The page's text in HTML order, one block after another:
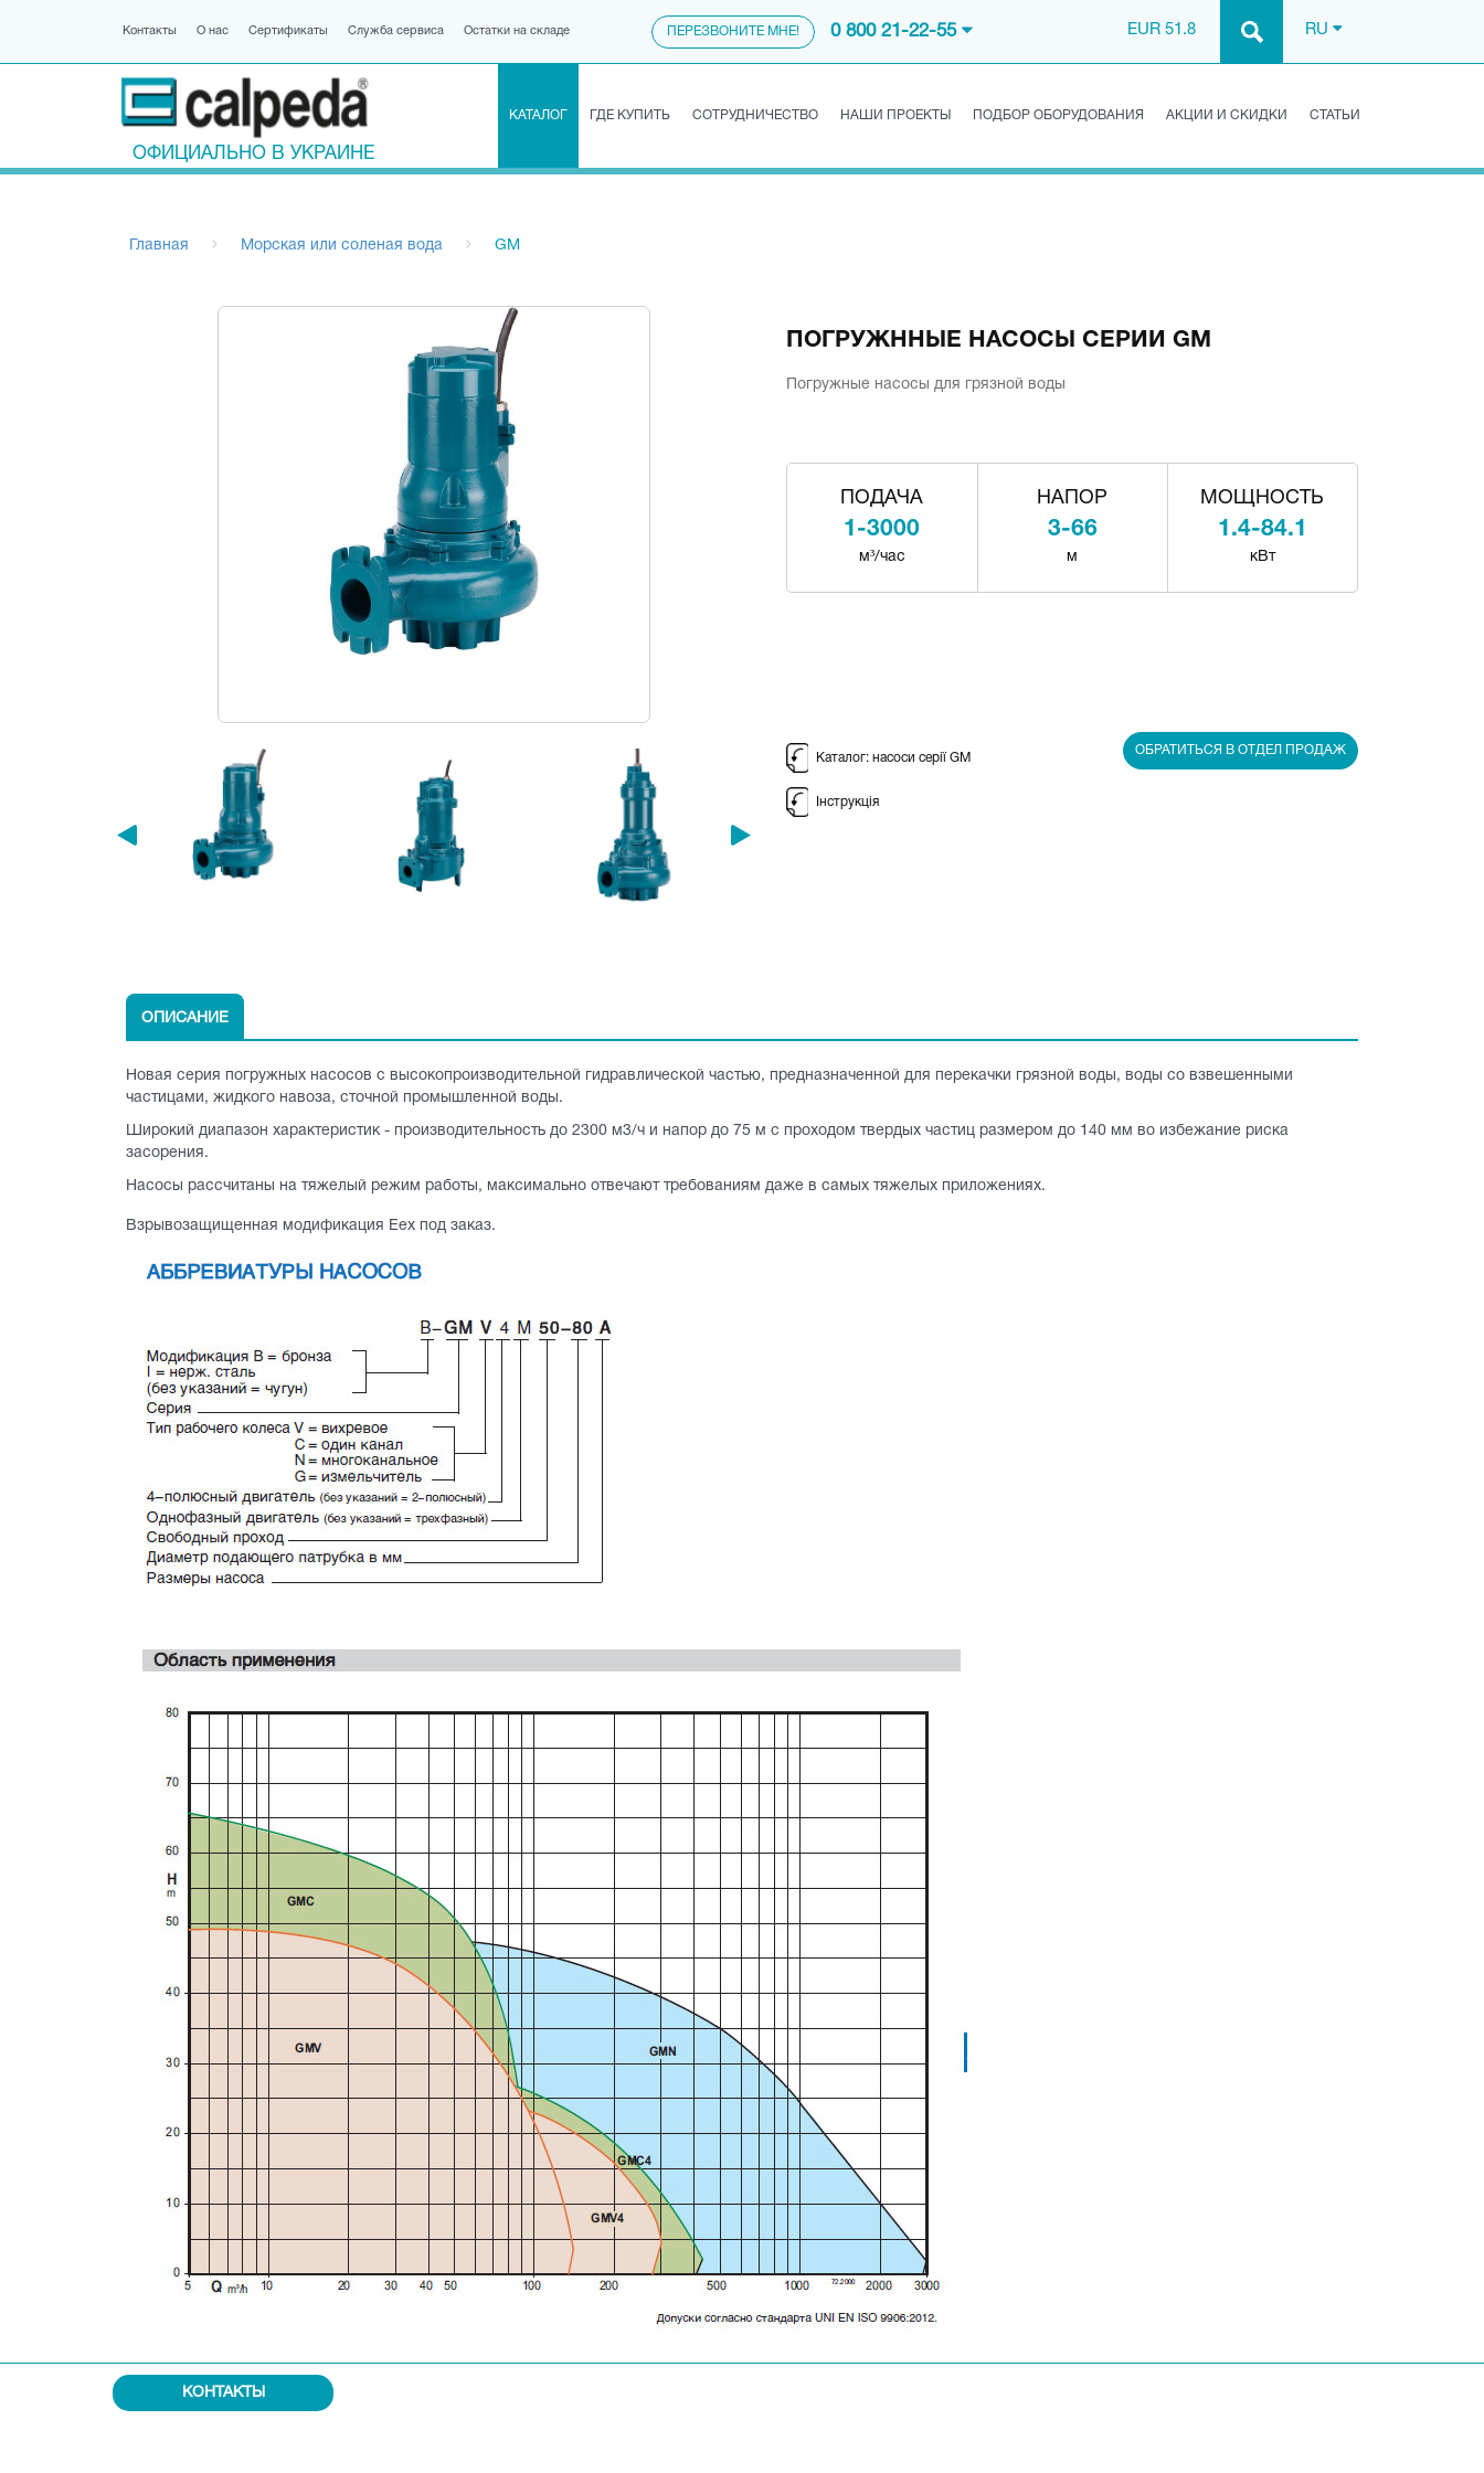
Контакты О нас Сертификаты Служба сервиса Остатки на складе ПЕРЕЗВОНИТЕ МНЕ! 0 800 21-22-55 EUR 51.8 RU
ОФИЦИАЛЬНО В УКРАИНЕ
КАТАЛОГ ГДЕ КУПИТЬ СОТРУДНИЧЕСТВО НАШИ ПРОЕКТЫ ПОДБОР ОБОРУДОВАНИЯ АКЦИИ И СКИДКИ СТАТЬИ
Главная Морская или соленая вода GM
ПОГРУЖННЫЕ НАСОСЫ СЕРИИ GM
Погружные насосы для грязной воды
ПОДАЧА
1-3000
м³/час
НАПОР
3-66
м
МОЩНОСТЬ
1.4-84.1
кВт
Каталог: насоси серії GM
Інструкція
ОБРАТИТЬСЯ В ОТДЕЛ ПРОДАЖ
ОПИСАНИЕ
Новая серия погружных насосов с высокопроизводительной гидравлической частью, предназначенной для перекачки грязной воды, воды со взвешенными
частицами, жидкого навоза, сточной промышленной воды.
Широкий диапазон характеристик - производительность до 2300 м3/ч и напор до 75 м с проходом твердых частиц размером до 140 мм во избежание риска
засорения.
Насосы рассчитаны на тяжелый режим работы, максимально отвечают требованиям даже в самых тяжелых приложениях.
Взрывозащищенная модификация Еех под заказ.
КОНТАКТЫ